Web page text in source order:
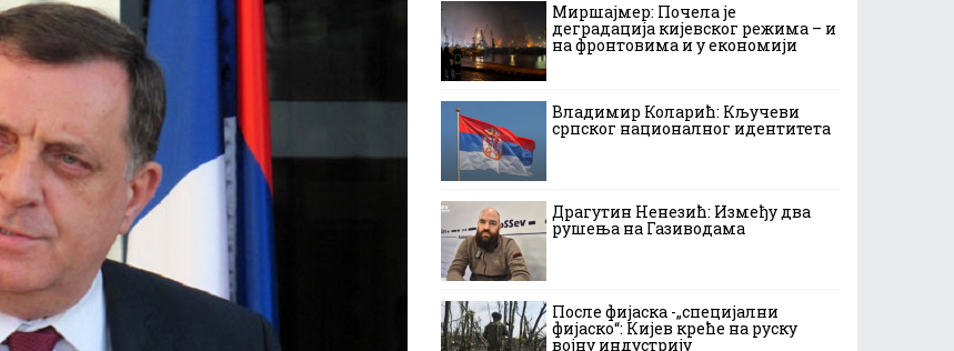
Миршајмер: Почела је
деградација кијевског режима – и
на фронтовима и у економији
Владимир Коларић: Кључеви
српског националног идентитета
Драгутин Ненезић: Између два
рушења на Газиводама
После фијаска -„специјални
фијаско“: Кијев креће на руску
војну индустрију